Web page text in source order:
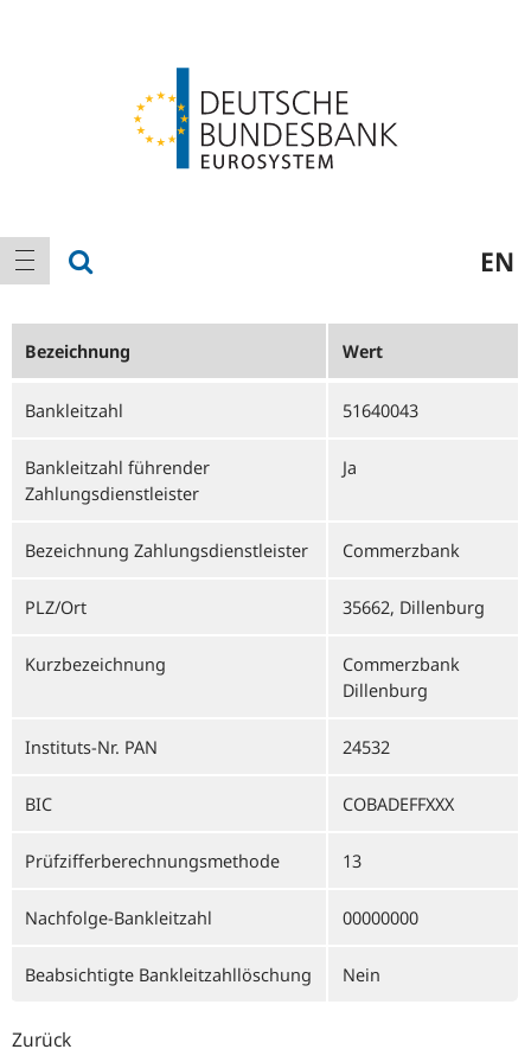
Hauptnavigation
Navigation anzeigen EN
Bezeichnung Wert
Bankleitzahl 51640043
Bankleitzahl führender
Zahlungsdienstleister
Ja
Bezeichnung Zahlungsdienstleister Commerzbank
PLZ/Ort 35662, Dillenburg
Kurzbezeichnung
Commerzbank
Dillenburg
Instituts-Nr. PAN 24532
BIC COBADEFFXXX
Prüfzifferberechnungsmethode 13
Nachfolge-Bankleitzahl 00000000
Beabsichtigte Bankleitzahllöschung Nein
Zurück